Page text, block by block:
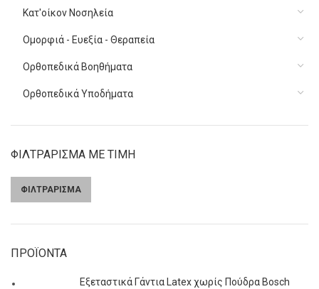
Κατ'οίκον Νοσηλεία
Ομορφιά - Ευεξία - Θεραπεία
Ορθοπεδικά Βοηθήματα
Ορθοπεδικά Υποδήματα
ΦΙΛΤΡΑΡΙΣΜΑ ΜΕ ΤΙΜΗ
Ελάχιστη
Μέγιστη
ΦΙΛΤΡΑΡΙΣΜΑ
ΠΡΟΪΟΝΤΑ
Εξεταστικά Γάντια Latex χωρίς Πούδρα Bosch